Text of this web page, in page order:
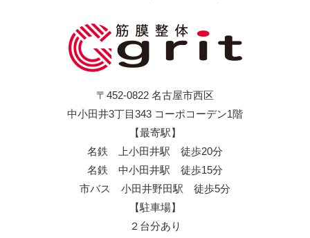
〒452-0822 名古屋市西区
中小田井3丁目343 コーポコーデン1階
【最寄駅】
名鉄 上小田井駅 徒歩20分
名鉄 中小田井駅 徒歩15分
市バス 小田井野田駅 徒歩5分
【駐車場】
２台分あり